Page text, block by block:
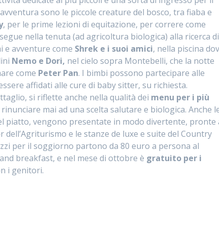
sono le piccole creature del bosco, tra fiaba e
, per le prime lezioni di equitazione, per correre come
nella tenuta (ad agricoltura biologica) alla ricerca di
e avventure come Shrek e i suoi amici, nella piscina
Nemo e Dori, nel cielo sopra Montebelli, che la notte
come Peter Pan. I bimbi possono partecipare alle
affidati alle cure di baby sitter, su richiesta.
si riflette anche nella qualità dei menu per i più
mai ad una scelta salutare e biologica. Anche
piatto, vengono presentate in modo divertente, pronte
dell’Agriturismo e le stanze de luxe e suite del Country
per il soggiorno partono da 80 euro a persona al
breakfast, e nel mese di ottobre è gratuito per i
i genitori.